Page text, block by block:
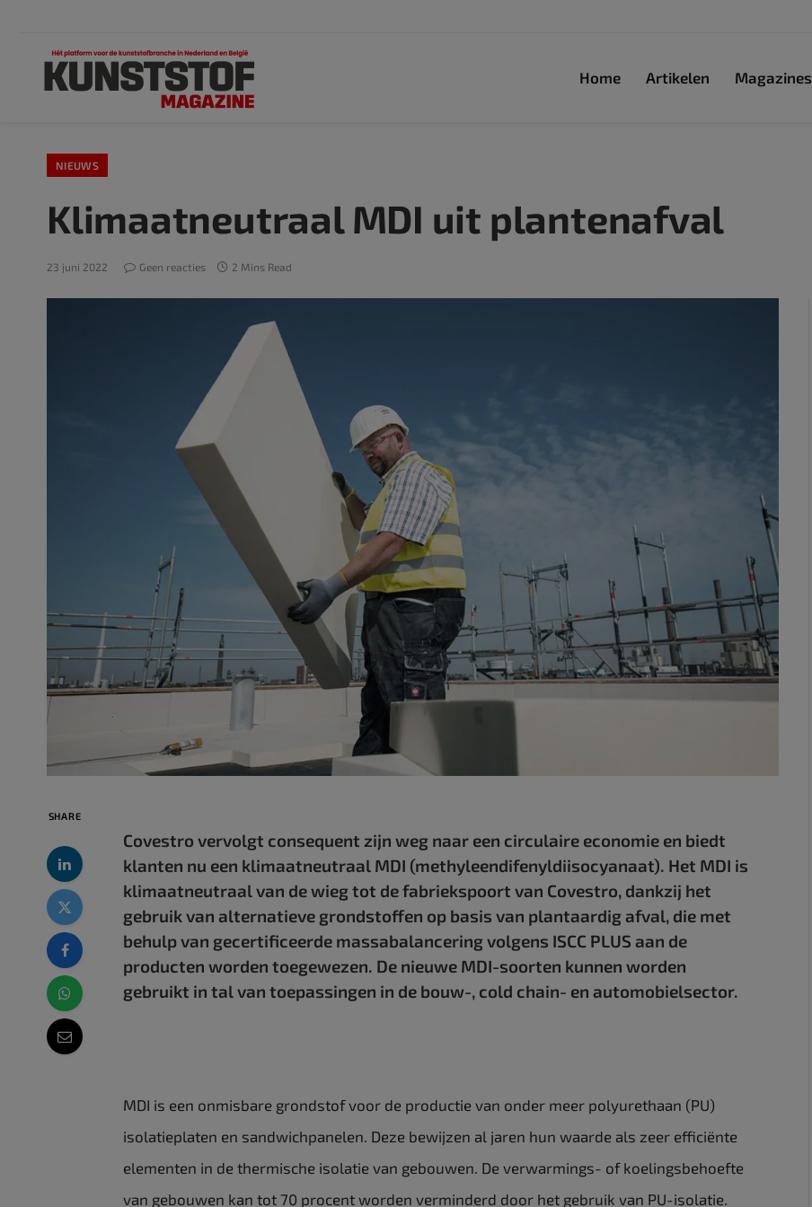
Home Artikelen Magazines
NIEUWS
Klimaatneutraal MDI uit plantenafval
23 juni 2022 Geen reacties 2 Mins Read
SHARE
Covestro vervolgt consequent zijn weg naar een circulaire economie en biedt
klanten nu een klimaatneutraal MDI (methyleendifenyldiisocyanaat). Het MDI is
klimaatneutraal van de wieg tot de fabriekspoort van Covestro, dankzij het
gebruik van alternatieve grondstoffen op basis van plantaardig afval, die met
behulp van gecertificeerde massabalancering volgens ISCC PLUS aan de
producten worden toegewezen. De nieuwe MDI-soorten kunnen worden
gebruikt in tal van toepassingen in de bouw-, cold chain- en automobielsector.
MDI is een onmisbare grondstof voor de productie van onder meer polyurethaan (PU)
isolatieplaten en sandwichpanelen. Deze bewijzen al jaren hun waarde als zeer efficiënte
elementen in de thermische isolatie van gebouwen. De verwarmings- of koelingsbehoefte
van gebouwen kan tot 70 procent worden verminderd door het gebruik van PU-isolatie.